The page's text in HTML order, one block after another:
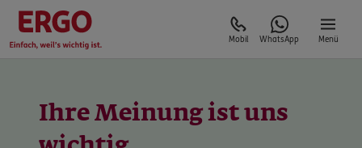
Mobil WhatsApp Menü
Ihre Meinung ist uns